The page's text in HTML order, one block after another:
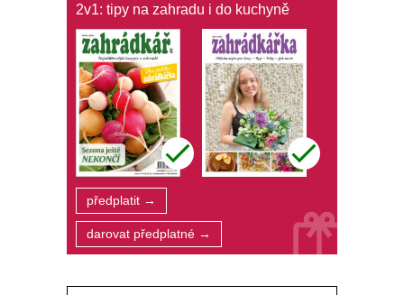
2v1: tipy na zahradu i do kuchyně
předplatit →
darovat předplatné →